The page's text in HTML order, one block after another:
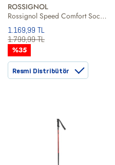
ROSSIGNOL
Rossignol Speed Comfort Socks Erkek Kayak Çorabi
1.169,99 TL
1.799,99 TL
%35
Resmi Distribütör